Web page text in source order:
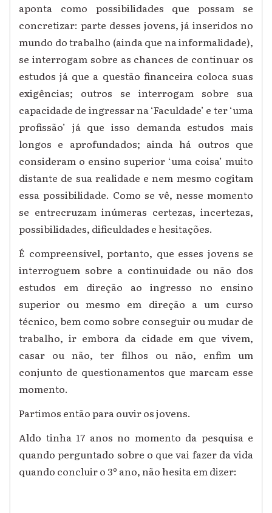
aponta como possibilidades que possam se
concretizar: parte desses jovens, já inseridos no
mundo do trabalho (ainda que na informalidade),
se interrogam sobre as chances de continuar os
estudos já que a questão financeira coloca suas
exigências; outros se interrogam sobre sua
capacidade de ingressar na ‘Faculdade’ e ter ‘uma
profissão’ já que isso demanda estudos mais
longos e aprofundados; ainda há outros que
consideram o ensino superior ‘uma coisa’ muito
distante de sua realidade e nem mesmo cogitam
essa possibilidade. Como se vê, nesse momento
se entrecruzam inúmeras certezas, incertezas,
possibilidades, dificuldades e hesitações.
É compreensível, portanto, que esses jovens se
interroguem sobre a continuidade ou não dos
estudos em direção ao ingresso no ensino
superior ou mesmo em direção a um curso
técnico, bem como sobre conseguir ou mudar de
trabalho, ir embora da cidade em que vivem,
casar ou não, ter filhos ou não, enfim um
conjunto de questionamentos que marcam esse
momento.
Partimos então para ouvir os jovens.
Aldo tinha 17 anos no momento da pesquisa e
quando perguntado sobre o que vai fazer da vida
quando concluir o 3º ano, não hesita em dizer: